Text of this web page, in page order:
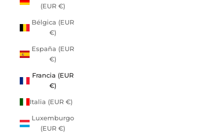
(EUR €)
Bélgica (EUR
€)
España (EUR
€)
Francia (EUR
€)
Italia (EUR €)
Luxemburgo
(EUR €)